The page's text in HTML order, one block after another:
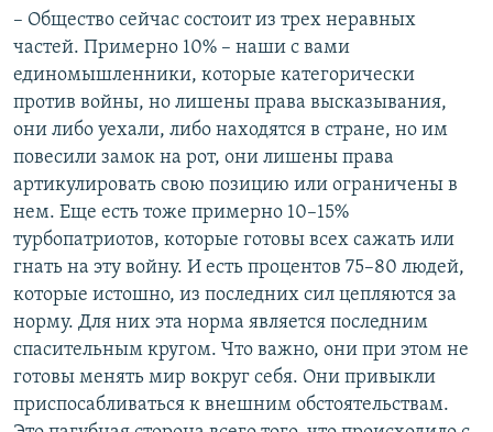
– Общество сейчас состоит из трех неравных
частей. Примерно 10% – наши с вами
единомышленники, которые категорически
против войны, но лишены права высказывания,
они либо уехали, либо находятся в стране, но им
повесили замок на рот, они лишены права
артикулировать свою позицию или ограничены в
нем. Еще есть тоже примерно 10–15%
турбопатриотов, которые готовы всех сажать или
гнать на эту войну. И есть процентов 75–80 людей,
которые истошно, из последних сил цепляются за
норму. Для них эта норма является последним
спасительным кругом. Что важно, они при этом не
готовы менять мир вокруг себя. Они привыкли
приспосабливаться к внешним обстоятельствам.